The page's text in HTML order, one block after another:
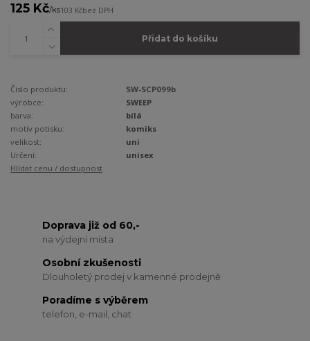
125 Kč/ks103 Kčbez DPH
Přidat do košíku
Číslo produktu:
SW-SCP099b
výrobce:
SWEEP
barva:
bílá
motiv potisku:
komiks
velikost:
uni
Určení:
unisex
Hlídat cenu / dostupnost
Doprava již od 60,-
na výdejní místa
Osobní zkušenosti
Dlouholetý prodej v kamenné prodejně
Poradíme s výběrem
telefon, e-mail, chat